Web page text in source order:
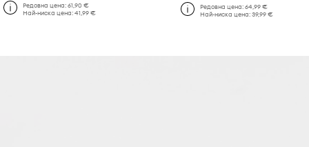
Редовна цена:61,90 €
Най-ниска цена:41,99 €
Редовна цена:64,99 €
Най-ниска цена:39,99 €